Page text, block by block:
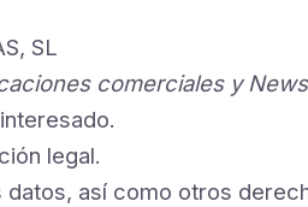
SL
comerciales y
legal.
así como otros